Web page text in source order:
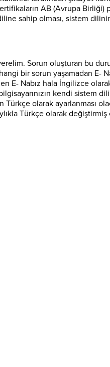
AB (Avrupa
sahip olması, sistem
Sorun oluşturan bu
bir sorun yaşamadan E-
E- Nabız hala İngilizce
kendi sistem
olarak ayarlanması
Türkçe olarak değiştirmiş